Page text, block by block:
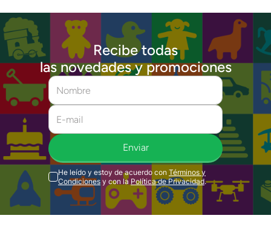
Recibe todas
las novedades y promociones
Enviar
He leído y estoy de acuerdo con Términos y
Condiciones y con la Política de Privacidad.